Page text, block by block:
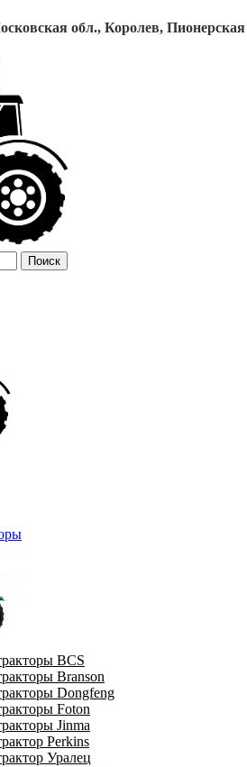
обл., Королев, Пионерская
Поиск
BCS
Branson
Dongfeng
Foton
Jinma
Perkins
Уралец